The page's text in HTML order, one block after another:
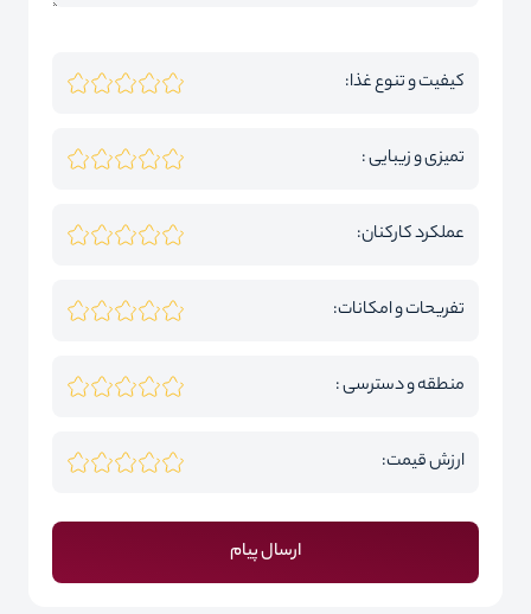
کیفیت و تنوع غذا:
تمیزی و زیبایی :
عملکرد کارکنان:
تفریحات و امکانات:
منطقه و دسترسی :
ارزش قیمت:
ارسال پیام